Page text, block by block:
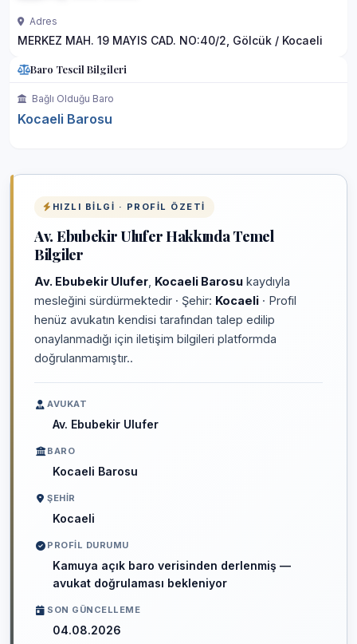
Adres
MERKEZ MAH. 19 MAYIS CAD. NO:40/2, Gölcük / Kocaeli
Baro Tescil Bilgileri
Bağlı Olduğu Baro
Kocaeli Barosu
HIZLI BILGI · PROFIL ÖZETI
Av. Ebubekir Ulufer Hakkında Temel
Bilgiler
Av. Ebubekir Ulufer Kocaeli Barosu kaydıyla
mesleğini sürdürmektedir · Şehir: Kocaeli · Profil
henüz avukatın kendisi tarafından talep edilip
onaylanmadığı için iletişim bilgileri platformda
doğrulanmamıştır..
AVUKAT
Av. Ebubekir Ulufer
BARO
Kocaeli Barosu
ŞEHIR
Kocaeli
PROFIL DURUMU
Kamuya açık baro verisinden derlenmiş —
avukat doğrulaması bekleniyor
SON GÜNCELLEME
04.08.2026